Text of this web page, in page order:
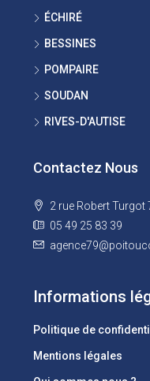
ÉCHIRÉ
BESSINES
POMPAIRE
SOUDAN
RIVES-D'AUTISE
Contactez Nous
2 rue Robert Turgot
05 49 25 83 39
Informations
Politique de
Mentions légales